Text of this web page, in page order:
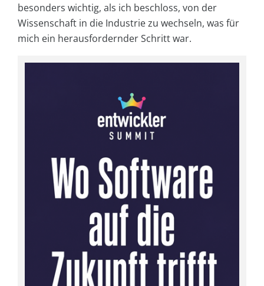
besonders wichtig, als ich beschloss, von der
Wissenschaft in die Industrie zu wechseln, was für
mich ein herausfordernder Schritt war.